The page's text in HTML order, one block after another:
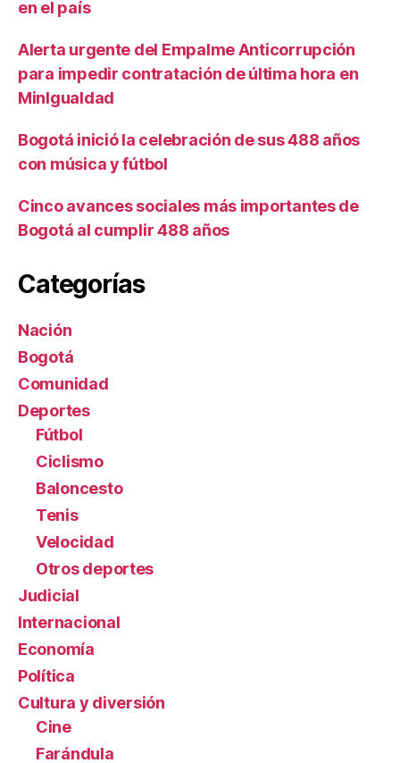
en el país
Alerta urgente del Empalme Anticorrupción
para impedir contratación de última hora en
MinIgualdad
Bogotá inició la celebración de sus 488 años
con música y fútbol
Cinco avances sociales más importantes de
Bogotá al cumplir 488 años
Categorías
Nación
Bogotá
Comunidad
Deportes
Fútbol
Ciclismo
Baloncesto
Tenis
Velocidad
Otros deportes
Judicial
Internacional
Economía
Política
Cultura y diversión
Cine
Farándula